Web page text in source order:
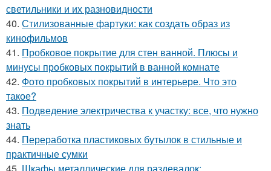
светильники и их разновидности
40. Стилизованные фартуки: как создать образ из
кинофильмов
41. Пробковое покрытие для стен ванной. Плюсы и
минусы пробковых покрытий в ванной комнате
42. Фото пробковых покрытий в интерьере. Что это
такое?
43. Подведение электричества к участку: все, что нужно
знать
44. Переработка пластиковых бутылок в стильные и
практичные сумки